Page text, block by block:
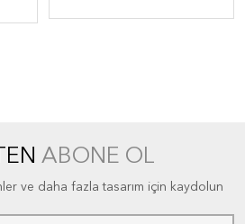
ABONE OL
ve daha fazla tasarım için kaydolun